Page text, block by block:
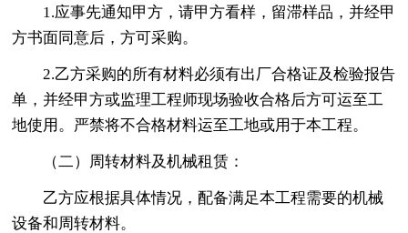
1.应事先通知甲方，请甲方看样，留滞样品，并经甲
方书面同意后，方可采购。
2.乙方采购的所有材料必须有出厂合格证及检验报告
单，并经甲方或监理工程师现场验收合格后方可运至工
地使用。严禁将不合格材料运至工地或用于本工程。
（二）周转材料及机械租赁：
乙方应根据具体情况，配备满足本工程需要的机械
设备和周转材料。